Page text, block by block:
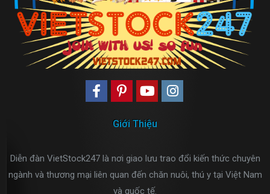
Giới Thiệu
Diễn đàn VietStock247 là nơi giao lưu trao đổi kiến thức chuyên
ngành và thương mại liên quan đến chăn nuôi, thú y tại Việt Nam
và quốc tế.